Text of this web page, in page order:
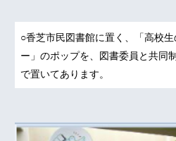
○香芝市民図書館に置く、「高校
ー」のポップを、図書委員と共同
で置いてあります。